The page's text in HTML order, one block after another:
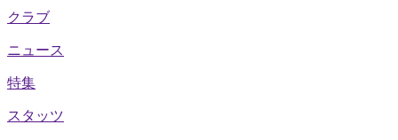
クラブ
ニュース
特集
スタッツ